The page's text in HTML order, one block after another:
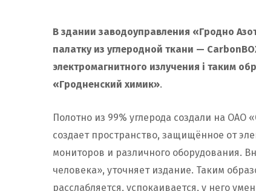
В здании заводоуправления «Гродно
палатку из углеродной ткани —
электромагнитного излучения і таким
«Гродненский химик».
Полотно из 99% углерода создали на ОАО
создает пространство, защищённое от
мониторов и различного оборудования.
человека», уточняет издание. Таким
расслабляется, успокаивается, у него